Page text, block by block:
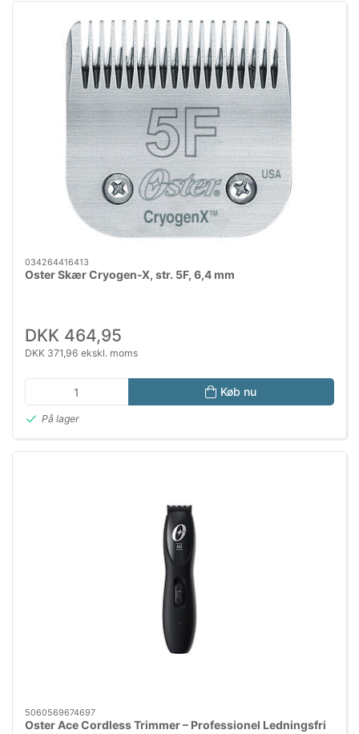
034264416413
Oster Skær Cryogen-X, str. 5F, 6,4 mm
DKK 464,95
DKK 371,96 ekskl. moms
Køb nu
På lager
5060569674697
Oster Ace Cordless Trimmer – Professionel Ledningsfri